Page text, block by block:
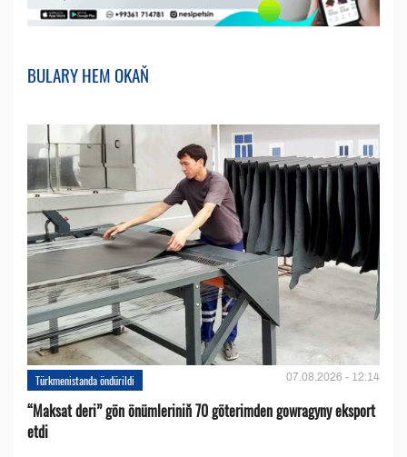
BULARY HEM OKAŇ
Türkmenistanda öndürildi 07.08.2026 - 12:14
“Maksat deri” gön önümleriniň 70 göterimden gowragyny eksport
etdi